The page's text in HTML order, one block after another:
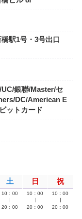
駅1号・3号出口
銀聯/Master/セ
DC/American E
ットカード
土 日 祝
10：00
20：00
10：00
20：00
10：00
20：00